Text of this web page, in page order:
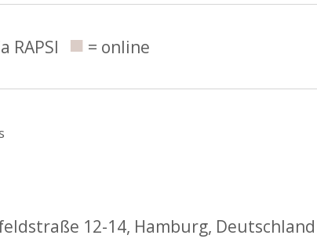
RAPSI ■ = online
12-14, Hamburg, Deutschland